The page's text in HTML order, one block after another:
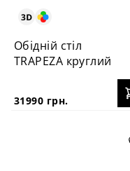
Обідній стіл
TRAPEZA круглий
31990 грн.